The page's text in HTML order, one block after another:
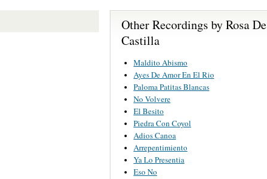
Other Recordings by Rosa De
Castilla
Maldito Abismo
Ayes De Amor En El Rio
Paloma Patitas Blancas
No Volvere
El Besito
Piedra Con Coyol
Adios Canoa
Arrepentimiento
Ya Lo Presentia
Eso No